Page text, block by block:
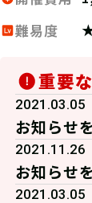
難易度
重要
2021.03.05
お知らせ
2021.11.26
お知らせ
2021.03.05